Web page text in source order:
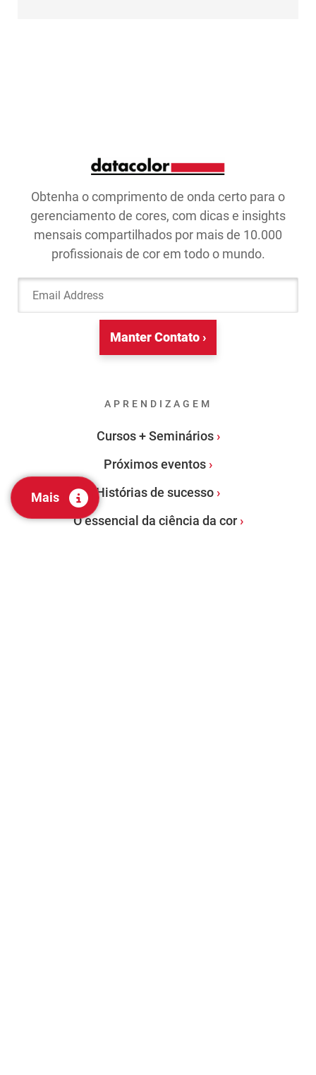
Obtenha o comprimento de onda certo para o
gerenciamento de cores, com dicas e insights
mensais compartilhados por mais de 10.000
profissionais de cor em todo o mundo.
Email Address
Manter Contato ›
APRENDIZAGEM
Cursos + Seminários
Próximos eventos
Histórias de sucesso
O essencial da ciência da cor
Mais